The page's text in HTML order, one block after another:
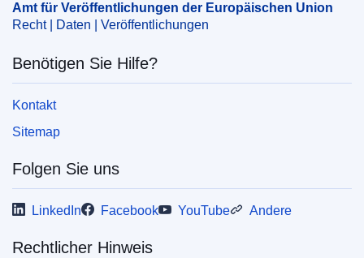
Amt für Veröffentlichungen der Europäischen Union
Recht | Daten | Veröffentlichungen
Benötigen Sie Hilfe?
Kontakt
Sitemap
Folgen Sie uns
LinkedIn Facebook YouTube Andere
Rechtlicher Hinweis